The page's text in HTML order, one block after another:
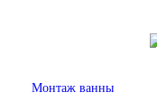
Монтаж ванны